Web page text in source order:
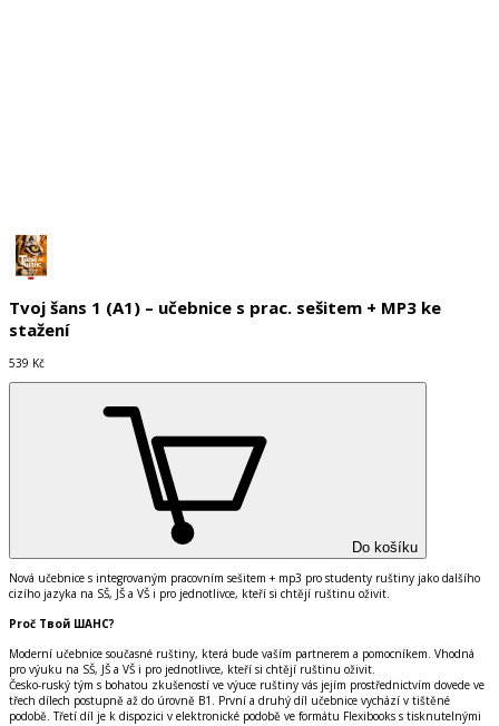
Tvoj šans 1 (A1) – učebnice s prac. sešitem + MP3 ke
stažení
539 Kč
Do košíku
Nová učebnice s integrovaným pracovním sešitem + mp3 pro studenty ruštiny jako dalšího
cizího jazyka na SŠ, JŠ a VŠ i pro jednotlivce, kteří si chtějí ruštinu oživit.
Proč Твой ШАНС?
Moderní učebnice současné ruštiny, která bude vaším partnerem a pomocníkem. Vhodná
pro výuku na SŠ, JŠ a VŠ i pro jednotlivce, kteří si chtějí ruštinu oživit.
Česko-ruský tým s bohatou zkušeností ve výuce ruštiny vás jejím prostřednictvím dovede ve
třech dílech postupně až do úrovně B1. První a druhý díl učebnice vychází v tištěné
podobě. Třetí díl je k dispozici v elektronické podobě ve formátu Flexibooks s tisknutelnými